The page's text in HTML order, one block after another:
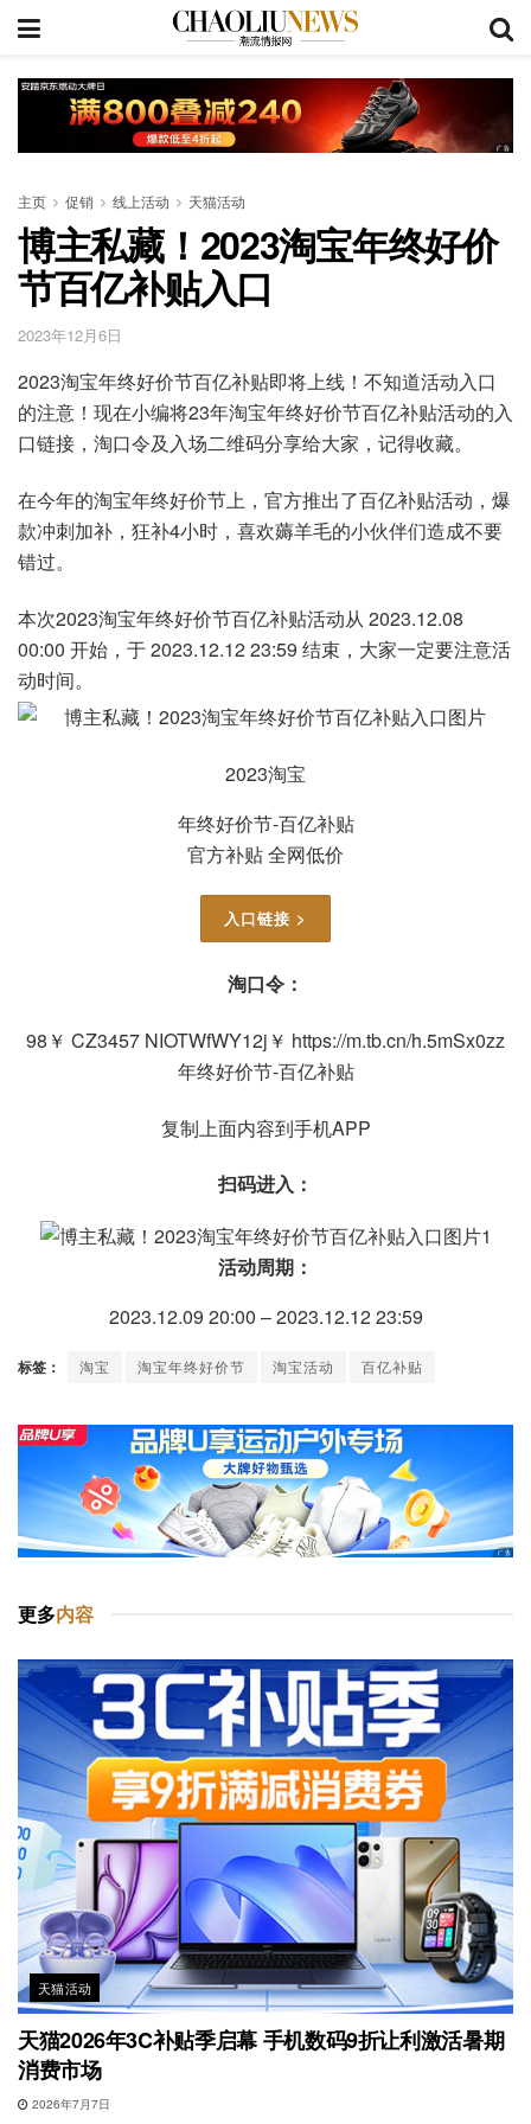
主页 促销 线上活动 天猫活动
博主私藏！2023淘宝年终好价
节百亿补贴入口
2023年12月6日
2023淘宝年终好价节百亿补贴即将上线！不知道活动入口
的注意！现在小编将23年淘宝年终好价节百亿补贴活动的入
口链接，淘口令及入场二维码分享给大家，记得收藏。
在今年的淘宝年终好价节上，官方推出了百亿补贴活动，爆
款冲刺加补，狂补4小时，喜欢薅羊毛的小伙伴们造成不要
错过。
本次2023淘宝年终好价节百亿补贴活动从 2023.12.08
00:00 开始，于 2023.12.12 23:59 结束，大家一定要注意活
动时间。
2023淘宝
年终好价节-百亿补贴
官方补贴 全网低价
入口链接 >
淘口令：
98￥ CZ3457 NIOTWfWY12j￥ https://m.tb.cn/h.5mSx0zz
年终好价节-百亿补贴
复制上面内容到手机APP
扫码进入：
活动周期：
2023.12.09 20:00 – 2023.12.12 23:59
标签： 淘宝 淘宝年终好价节 淘宝活动 百亿补贴
更多内容
天猫活动
天猫2026年3C补贴季启幕 手机数码9折让利激活暑期
消费市场
2026年7月7日